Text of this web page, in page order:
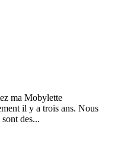
ma Mobylette
il y a trois ans. Nous
des...